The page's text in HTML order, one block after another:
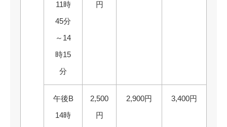
11時
45分
～14
時15
分
円
午後B
14時
2,500
円
2,900円 3,400円